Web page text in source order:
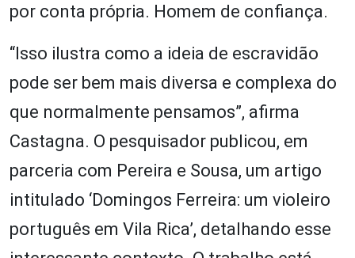
por conta própria. Homem de confiança.
“Isso ilustra como a ideia de escravidão
pode ser bem mais diversa e complexa do
que normalmente pensamos”, afirma
Castagna. O pesquisador publicou, em
parceria com Pereira e Sousa, um artigo
intitulado ‘Domingos Ferreira: um violeiro
português em Vila Rica’, detalhando esse